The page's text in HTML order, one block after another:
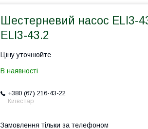
Шестерневий насос ELI3-
ELI3-43.2
Ціну уточнюйте
В наявності
+380 (67) 216-43-22
Київстар
Замовлення тільки за телефоном